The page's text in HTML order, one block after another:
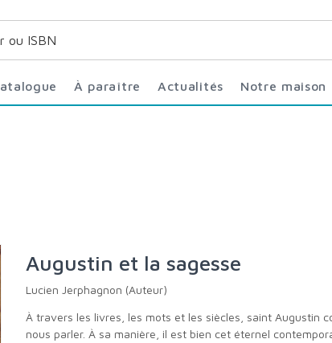
Catalogue À paraître Actualités Notre maison
Augustin et la sagesse
Lucien Jerphagnon (Auteur)
À travers les livres, les mots et les siècles, saint Augustin continue de
nous parler. À sa manière, il est bien cet éternel